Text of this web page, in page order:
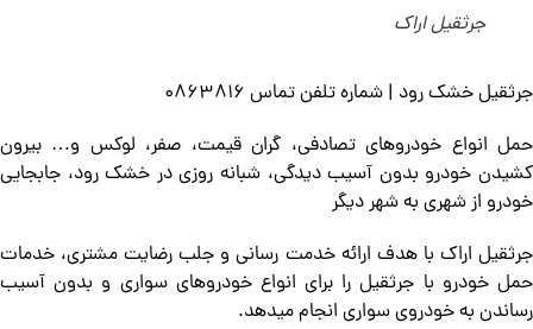
جرثقیل اراک
جرثقیل خشک رود | شماره تلفن تماس 0863816
حمل انواع خودروهای تصادفی، گران قیمت، صفر، لوکس و… بیرون
کشیدن خودرو بدون آسیب دیدگی، شبانه روزی در خشک رود، جابجایی
خودرو از شهری به شهر دیگر
جرثقیل اراک با هدف ارائه خدمت رسانی و جلب رضایت مشتری، خدمات
حمل خودرو با جرثقیل را برای انواع خودروهای سواری و بدون آسیب
رساندن به خودروی سواری انجام میدهد.